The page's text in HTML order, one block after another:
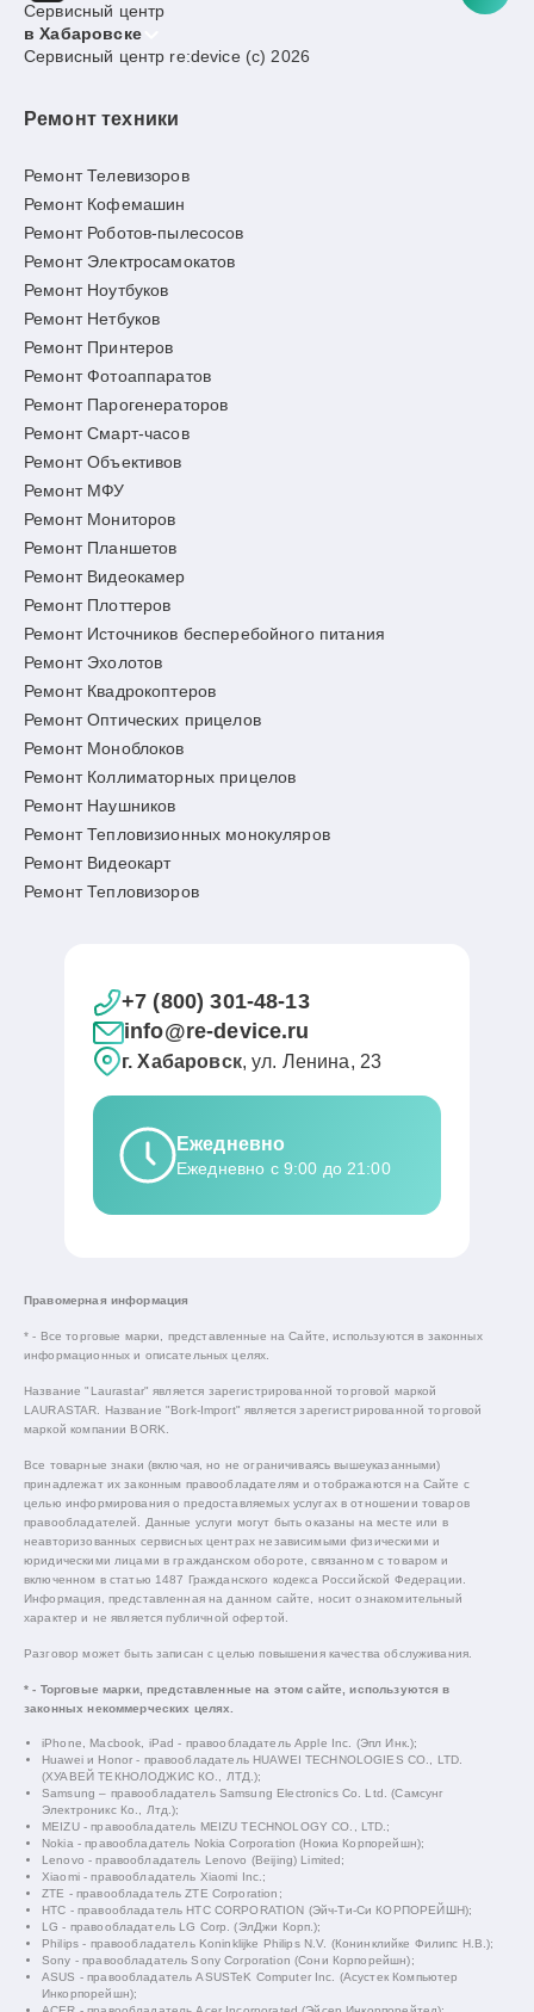
Сервисный центр
в Хабаровске
Сервисный центр re:device (c) 2026
Ремонт техники
Ремонт Телевизоров
Ремонт Кофемашин
Ремонт Роботов-пылесосов
Ремонт Электросамокатов
Ремонт Ноутбуков
Ремонт Нетбуков
Ремонт Принтеров
Ремонт Фотоаппаратов
Ремонт Парогенераторов
Ремонт Смарт-часов
Ремонт Объективов
Ремонт МФУ
Ремонт Мониторов
Ремонт Планшетов
Ремонт Видеокамер
Ремонт Плоттеров
Ремонт Источников бесперебойного питания
Ремонт Эхолотов
Ремонт Квадрокоптеров
Ремонт Оптических прицелов
Ремонт Моноблоков
Ремонт Коллиматорных прицелов
Ремонт Наушников
Ремонт Тепловизионных монокуляров
Ремонт Видеокарт
Ремонт Тепловизоров
+7 (800) 301-48-13
info@re-device.ru
г. Хабаровск, ул. Ленина, 23
Ежедневно
Ежедневно с 9:00 до 21:00
Правомерная информация
* - Все торговые марки, представленные на Сайте, используются в законных
информационных и описательных целях.
Название "Laurastar" является зарегистрированной торговой маркой
LAURASTAR. Название "Bork-Import" является зарегистрированной торговой
маркой компании BORK.
Все товарные знаки (включая, но не ограничиваясь вышеуказанными)
принадлежат их законным правообладателям и отображаются на Сайте с
целью информирования о предоставляемых услугах в отношении товаров
правообладателей. Данные услуги могут быть оказаны на месте или в
неавторизованных сервисных центрах независимыми физическими и
юридическими лицами в гражданском обороте, связанном с товаром и
включенном в статью 1487 Гражданского кодекса Российской Федерации.
Информация, представленная на данном сайте, носит ознакомительный
характер и не является публичной офертой.
Разговор может быть записан с целью повышения качества обслуживания.
* - Торговые марки, представленные на этом сайте, используются в
законных некоммерческих целях.
iPhone, Macbook, iPad - правообладатель Apple Inc. (Эпл Инк.);
Huawei и Honor - правообладатель HUAWEI TECHNOLOGIES CO., LTD.
(ХУАВЕЙ ТЕКНОЛОДЖИС КО., ЛТД.);
Samsung – правообладатель Samsung Electronics Co. Ltd. (Самсунг
Электроникс Ко., Лтд.);
MEIZU - правообладатель MEIZU TECHNOLOGY CO., LTD.;
Nokia - правообладатель Nokia Corporation (Нокиа Корпорейшн);
Lenovo - правообладатель Lenovo (Beijing) Limited;
Xiaomi - правообладатель Xiaomi Inc.;
ZTE - правообладатель ZTE Corporation;
HTC - правообладатель HTC CORPORATION (Эйч-Ти-Си КОРПОРЕЙШН);
LG - правообладатель LG Corp. (ЭлДжи Корп.);
Philips - правообладатель Koninklijke Philips N.V. (Конинклийке Филипс Н.В.);
Sony - правообладатель Sony Corporation (Сони Корпорейшн);
ASUS - правообладатель ASUSTeK Computer Inc. (Асустек Компьютер
Инкорпорейшн);